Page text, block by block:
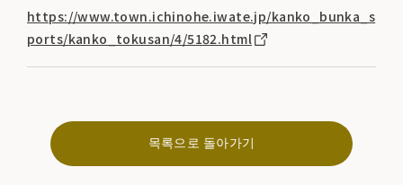
https://www.town.ichinohe.iwate.jp/kanko_bunka_s
ports/kanko_tokusan/4/5182.html
목록으로 돌아가기